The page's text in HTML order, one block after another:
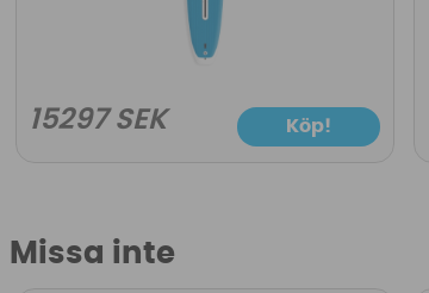
15297 SEK Köp!
Missa inte